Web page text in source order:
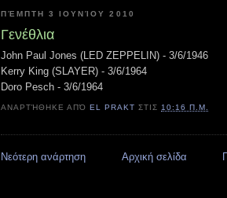
ΠΈΜΠΤΗ 3 ΙΟΥΝΊΟΥ 2010
Γενέθλια
John Paul Jones (LED ZEPPELIN) - 3/6/1946
Kerry King (SLAYER) - 3/6/1964
Doro Pesch - 3/6/1964
ΑΝΑΡΤΉΘΗΚΕ ΑΠΌEL PRAKT ΣΤΙΣ10:16 Π.Μ.
Νεότερη ανάρτηση Αρχική σελίδα